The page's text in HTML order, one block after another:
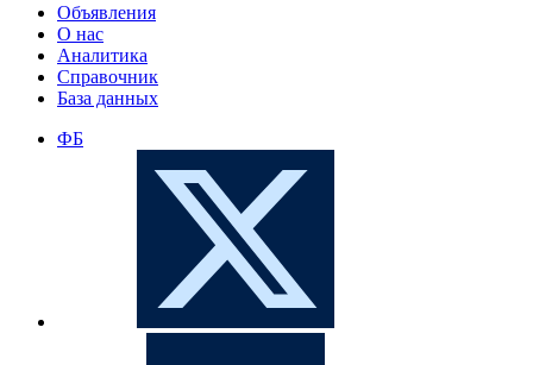
Объявления
О нас
Аналитика
Справочник
База данных
ФБ